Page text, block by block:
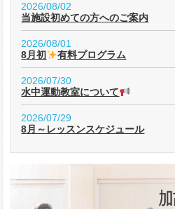
2026/08/02
当施設初めての方へのご案内
2026/08/01
8月初
有料プログラム
2026/07/30
水中運動教室について
2026/07/29
8月～レッスンスケジュール